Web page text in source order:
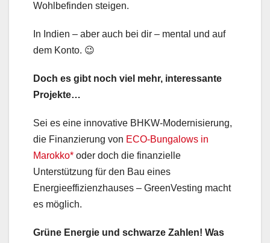
Wohlbefinden steigen.
In Indien – aber auch bei dir – mental und auf
dem Konto. 😉
Doch es gibt noch viel mehr, interessante
Projekte…
Sei es eine innovative BHKW-Modernisierung,
die Finanzierung von ECO-Bungalows in
Marokko* oder doch die finanzielle
Unterstützung für den Bau eines
Energieeffizienzhauses – GreenVesting macht
es möglich.
Grüne Energie und schwarze Zahlen! Was